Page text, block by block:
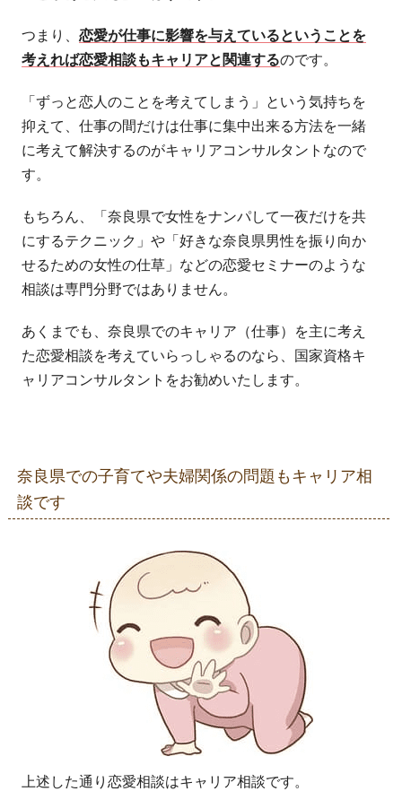
つまり、恋愛が仕事に影響を与えているということを
考えれば恋愛相談もキャリアと関連するのです。
「ずっと恋人のことを考えてしまう」という気持ちを
抑えて、仕事の間だけは仕事に集中出来る方法を一緒
に考えて解決するのがキャリアコンサルタントなので
す。
もちろん、「奈良県で女性をナンパして一夜だけを共
にするテクニック」や「好きな奈良県男性を振り向か
せるための女性の仕草」などの恋愛セミナーのような
相談は専門分野ではありません。
あくまでも、奈良県でのキャリア（仕事）を主に考え
た恋愛相談を考えていらっしゃるのなら、国家資格キ
ャリアコンサルタントをお勧めいたします。
奈良県での子育てや夫婦関係の問題もキャリア相
談です
上述した通り恋愛相談はキャリア相談です。